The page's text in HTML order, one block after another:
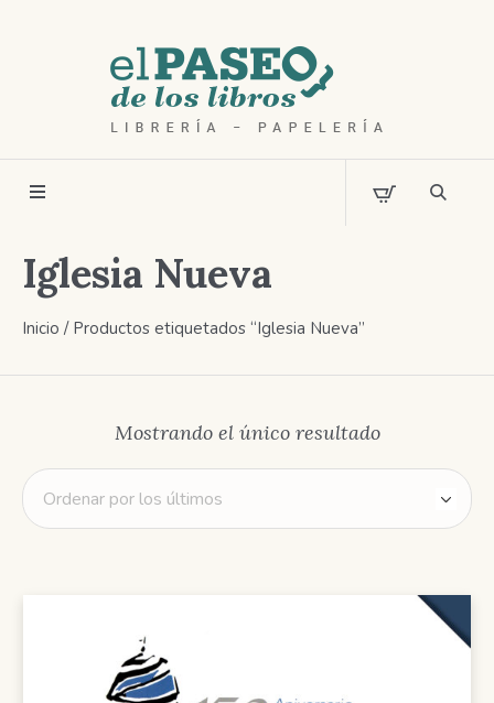
Iglesia Nueva
Inicio / Productos etiquetados “Iglesia Nueva”
Mostrando el único resultado